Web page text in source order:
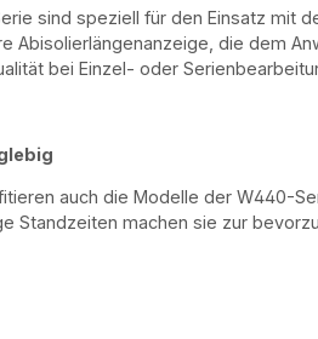
sind speziell für den Einsatz mit
Abisolierlängenanzeige, die dem
bei Einzel- oder
auch die Modelle der W440-
Standzeiten machen sie zur